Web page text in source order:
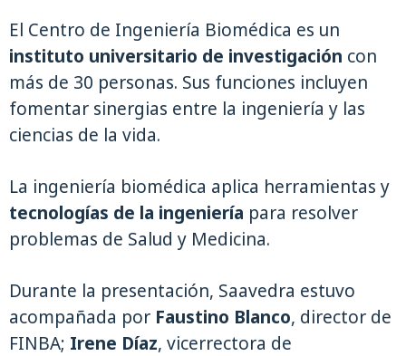
El Centro de Ingeniería Biomédica es un
instituto universitario de investigación con
más de 30 personas. Sus funciones incluyen
fomentar sinergias entre la ingeniería y las
ciencias de la vida.
La ingeniería biomédica aplica herramientas y
tecnologías de la ingeniería para resolver
problemas de Salud y Medicina.
Durante la presentación, Saavedra estuvo
acompañada por Faustino Blanco, director de
FINBA; Irene Díaz, vicerrectora de